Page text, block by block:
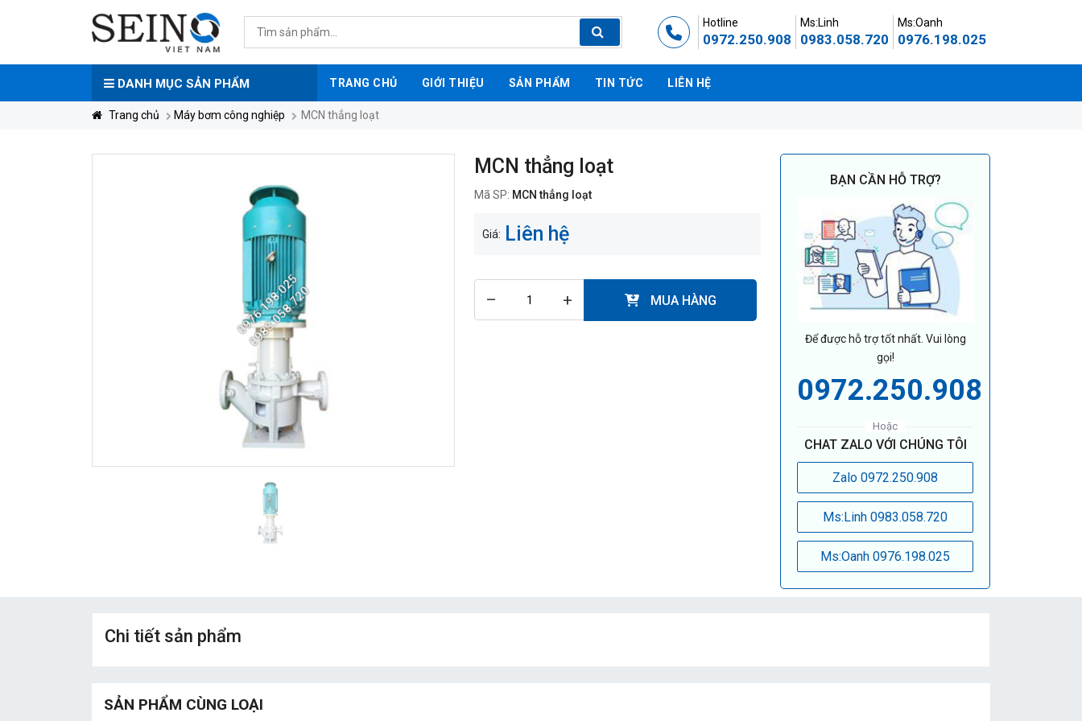
Hotline
0972.250.908
Ms:Linh
0983.058.720
Ms:Oanh
0976.198.025
DANH MỤC SẢN PHẨM TRANG CHỦ GIỚI THIỆU SẢN PHẨM TIN TỨC LIÊN HỆ
Trang chủ Máy bơm công nghiệp MCN thẳng loạt
0976.198.025
0983.058.720
MCN thẳng loạt
Mã SP: MCN thẳng loạt
Giá: Liên hệ
– + MUA HÀNG
BẠN CẦN HỖ TRỢ?
Để được hỗ trợ tốt nhất. Vui lòng
gọi!
0972.250.908
Hoặc
CHAT ZALO VỚI CHÚNG TÔI
Zalo 0972.250.908
Ms:Linh 0983.058.720
Ms:Oanh 0976.198.025
Chi tiết sản phẩm
SẢN PHẨM CÙNG LOẠI